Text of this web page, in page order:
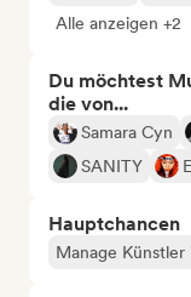
Alle anzeigen +2
Du möchtest
die von...
Samara Cyn
SANITY
Hauptchancen
Manage Künstler